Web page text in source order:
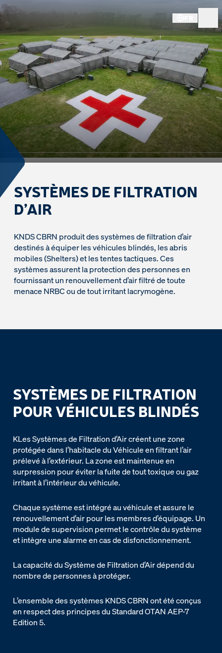
SYSTÈMES DE FILTRATION
D’AIR
KNDS CBRN produit des systèmes de filtration d’air
destinés à équiper les véhicules blindés, les abris
mobiles (Shelters) et les tentes tactiques. Ces
systèmes assurent la protection des personnes en
fournissant un renouvellement d’air filtré de toute
menace NRBC ou de tout irritant lacrymogène.
SYSTÈMES DE FILTRATION
POUR VÉHICULES BLINDÉS
KLes Systèmes de Filtration d’Air créent une zone
protégée dans l’habitacle du Véhicule en filtrant l’air
prélevé à l’extérieur. La zone est maintenue en
surpression pour éviter la fuite de tout toxique ou gaz
irritant à l’intérieur du véhicule.
Chaque système est intégré au véhicule et assure le
renouvellement d’air pour les membres d’équipage. Un
module de supervision permet le contrôle du système
et intègre une alarme en cas de disfonctionnement.
La capacité du Système de Filtration d’Air dépend du
nombre de personnes à protéger.
L’ensemble des systèmes KNDS CBRN ont été conçus
en respect des principes du Standard OTAN AEP-7
Edition 5.